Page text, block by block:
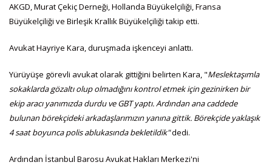
AKGD, Murat Çekiç Derneği, Hollanda Büyükelçiliği, Fransa
Büyükelçiliği ve Birleşik Krallık Büyükelçiliği takip etti.
Avukat Hayriye Kara, duruşmada işkenceyi anlattı.
Yürüyüşe görevli avukat olarak gittiğini belirten Kara, "Meslektaşımla
sokaklarda gözaltı olup olmadığını kontrol etmek için gezinirken bir
ekip aracı yanımızda durdu ve GBT yaptı. Ardından ana caddede
bulunan börekçideki arkadaşlarımızın yanına gittik. Börekçide yaklaşık
4 saat boyunca polis ablukasında bekletildik"dedi.
Ardından İstanbul Barosu Avukat Hakları Merkezi'ni